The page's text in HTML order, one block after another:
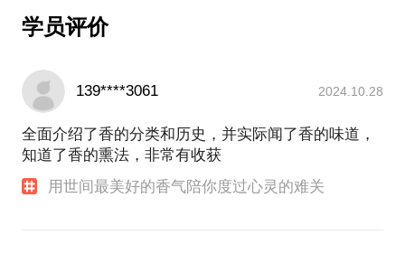
是挚友亲朋的伴手好礼，是释门道家的必用礼仪，是
（http://e.dangdang.com/products/1901258911.html）
学员评价
139****3061 2024.10.28
全面介绍了香的分类和历史，并实际闻了香的味道，
知道了香的熏法，非常有收获
用世间最美好的香气陪你度过心灵的难关